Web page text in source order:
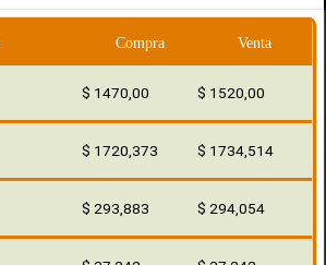
Compra Venta
$ 1470,00 $ 1520,00
$ 1720,373 $ 1734,514
$ 293,883 $ 294,054